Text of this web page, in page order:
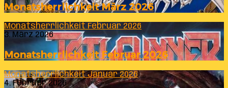
Monatsherrlichkeit März 2026
Monatsherrlichkeit Februar 2026
3. März 2026
Monatsherrlichkeit Februar 2026
Monatsherrlichkeit Januar 2026
4. Februar 2026